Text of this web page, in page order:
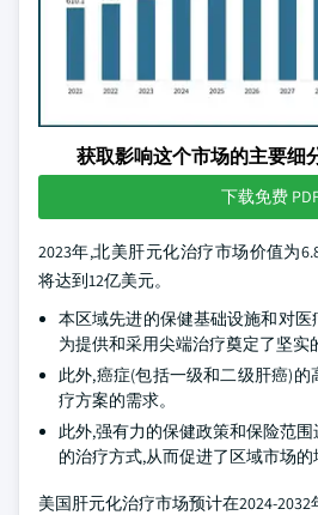
获取影响这个市场的主要细
下载免费
2023年,北美肝元化治疗市场价值为
将达到12亿美元。
本区域先进的保健基础设施和对
为提供和采用尖端治疗奠定了坚实
此外,癌症(包括一级和二级肝癌)
疗方案的需求。
此外,强有力的保健政策和保险范
的治疗方式,从而促进了区域市场的
美国肝元化治疗市场预计在2024-2032